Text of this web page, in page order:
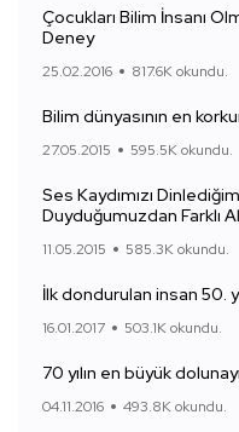
Çocukları Bilim İnsanı
Deney
25.02.2016 817.6K okundu.
Bilim dünyasının en
27.05.2015 595.5K okundu.
Ses Kaydımızı
Duyduğumuzdan Farklı
11.05.2015 585.3K okundu.
İlk dondurulan insan 50.
16.01.2017 503.1K okundu.
70 yılın en büyük
04.11.2016 493.8K okundu.